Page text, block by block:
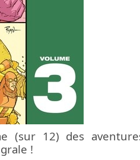
(sur 12) des
!